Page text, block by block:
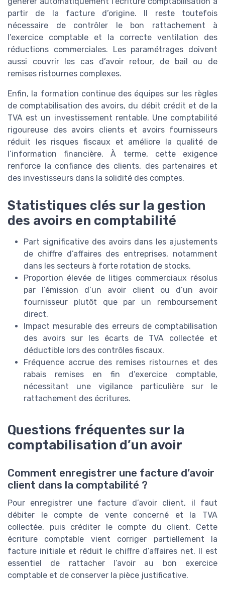
partir de la facture d’origine. Il reste toutefois
nécessaire de contrôler le bon rattachement à
l’exercice comptable et la correcte ventilation des
réductions commerciales. Les paramétrages doivent
aussi couvrir les cas d’avoir retour, de bail ou de
remises ristournes complexes.
Enfin, la formation continue des équipes sur les règles
de comptabilisation des avoirs, du débit crédit et de la
TVA est un investissement rentable. Une comptabilité
rigoureuse des avoirs clients et avoirs fournisseurs
réduit les risques fiscaux et améliore la qualité de
l’information financière. À terme, cette exigence
renforce la confiance des clients, des partenaires et
des investisseurs dans la solidité des comptes.
Statistiques clés sur la gestion
des avoirs en comptabilité
Part significative des avoirs dans les ajustements
de chiffre d’affaires des entreprises, notamment
dans les secteurs à forte rotation de stocks.
Proportion élevée de litiges commerciaux résolus
par l’émission d’un avoir client ou d’un avoir
fournisseur plutôt que par un remboursement
direct.
Impact mesurable des erreurs de comptabilisation
des avoirs sur les écarts de TVA collectée et
déductible lors des contrôles fiscaux.
Fréquence accrue des remises ristournes et des
rabais remises en fin d’exercice comptable,
nécessitant une vigilance particulière sur le
rattachement des écritures.
Questions fréquentes sur la
comptabilisation d’un avoir
Comment enregistrer une facture d’avoir
client dans la comptabilité ?
Pour enregistrer une facture d’avoir client, il faut
débiter le compte de vente concerné et la TVA
collectée, puis créditer le compte du client. Cette
écriture comptable vient corriger partiellement la
facture initiale et réduit le chiffre d’affaires net. Il est
essentiel de rattacher l’avoir au bon exercice
comptable et de conserver la pièce justificative.